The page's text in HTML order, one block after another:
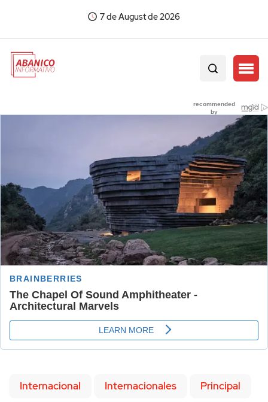
7 de August de 2026
Internacional Internacionales Principal